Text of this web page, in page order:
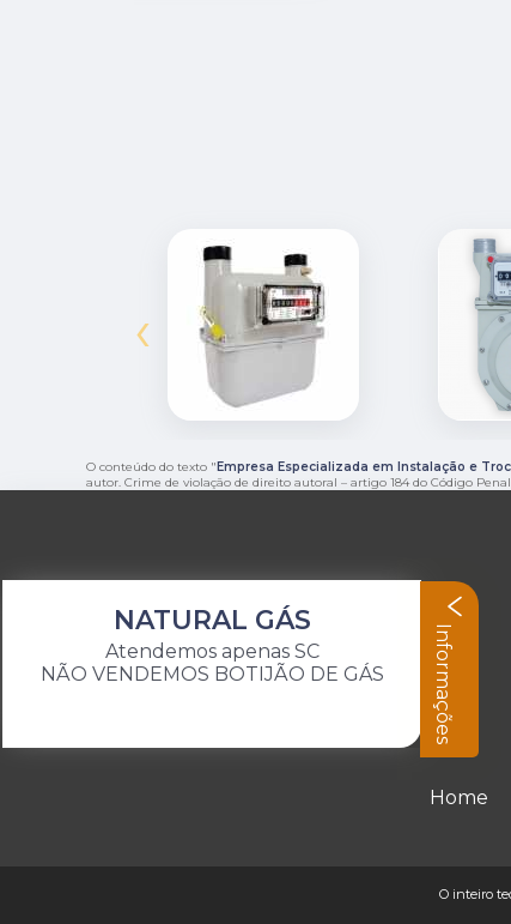
‹
O conteúdo do texto "Empresa Especializada em Instalação e
autor. Crime de violação de direito autoral – artigo 184 do Código
Home
O inteiro
NATURAL GÁS
Atendemos apenas SC
NÃO VENDEMOS BOTIJÃO DE GÁS
Informações